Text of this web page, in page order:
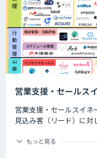
営業支援・セールス
営業支援・セールスイネ
見込み客（リード）に
使して営業活動を行う
ファーストコンタクト
もっと見る